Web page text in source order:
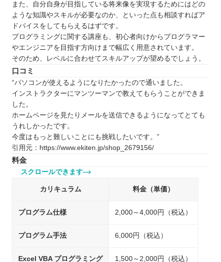
また、自分自身が目指している将来像を実現するためにはどの
ような知識やスキルが必要なのか、といった点も相談すればア
ドバイスをしてもらえるはずです。
プログラミングに関する講座も、初心者向けからプログラマー
やエンジニアを目指す方向けまで幅広く用意されています。
そのため、レベルに合わせてスキルアップが望めるでしょう。
口コミ
“パソコンが使えるようになりたかったので通いました。
インストラクターにマンツーマンで教えてもらうことができま
した。
ホームページを見たりメールを送信できるようになってとても
うれしかったです。
今度はもっと難しいことにも挑戦したいです。”
引用元：https://www.ekiten.jp/shop_2679156/
料金
スクロールできます
カリキュラム 料金（単価）
プログラム仕様 2,000～4,000円（税込）
プログラム手法 6,000円（税込）
Excel VBA プログラミング 1,500～2,000円（税込）